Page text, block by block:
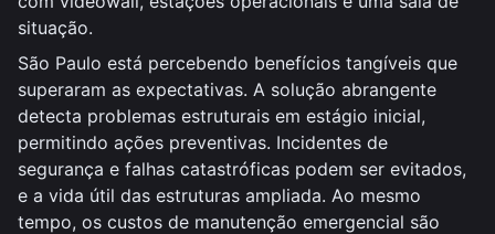
situação.
São Paulo está percebendo benefícios tangíveis que
superaram as expectativas. A solução abrangente
detecta problemas estruturais em estágio inicial,
permitindo ações preventivas. Incidentes de
segurança e falhas catastróficas podem ser evitados,
e a vida útil das estruturas ampliada. Ao mesmo
tempo, os custos de manutenção emergencial são